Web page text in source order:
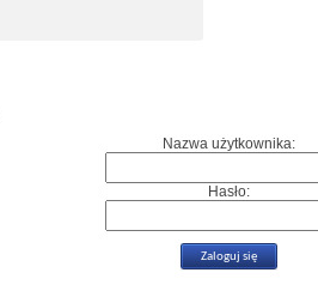
Nazwa użytkownika:
Hasło: